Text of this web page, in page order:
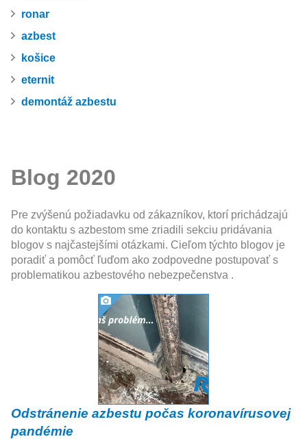
ronar
azbest
košice
eternit
demontáž azbestu
Blog 2020
Pre zvýšenú požiadavku od zákazníkov, ktorí prichádzajú
do kontaktu s azbestom sme zriadili sekciu pridávania
blogov s najčastejšími otázkami. Cieľom týchto blogov je
poradiť a pomôcť ľuďom ako zodpovedne postupovať s
problematikou azbestového nebezpečenstva .
Odstránenie azbestu počas koronavírusovej
pandémie